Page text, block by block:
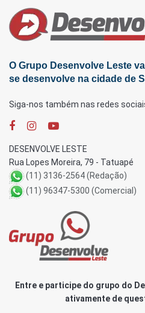
O Grupo Desenvolve Leste
se desenvolve na cidade de
Siga-nos também nas redes
DESENVOLVE LESTE
Rua Lopes Moreira, 79 - Tatuapé
(11) 3136-2564 (Redação)
(11) 96347-5300 (Comercial)
Entre e participe do grupo do
ativamente de